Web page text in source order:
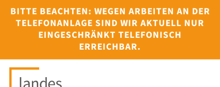
BITTE BEACHTEN: WEGEN ARBEITEN AN DER
TELEFONANLAGE SIND WIR AKTUELL NUR
EINGESCHRÄNKT TELEFONISCH
ERREICHBAR.